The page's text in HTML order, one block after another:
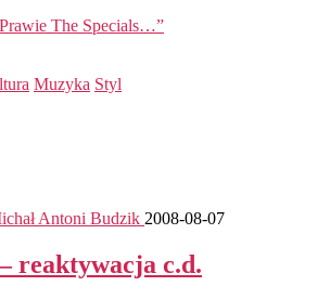
The Specials…”
Muzyka Styl
Antoni Budzik 2008-08-07
reaktywacja c.d.